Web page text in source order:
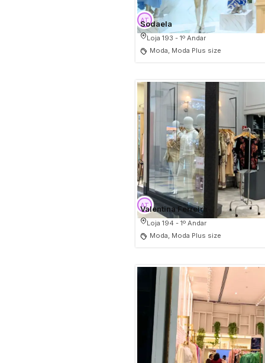
Sodaela
Loja 193 - 1º Andar
Moda, Moda Plus size
Valentina Ferreira
Loja 194 - 1º Andar
Moda, Moda Plus size